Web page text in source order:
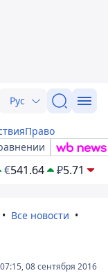
Рус
Право
€541.64 ₽5.71
Все новости
07:15, 08 сентября 2016